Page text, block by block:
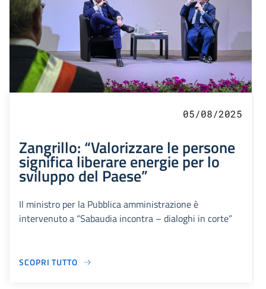
05/08/2025
Zangrillo: “Valorizzare le persone
significa liberare energie per lo
sviluppo del Paese”
Il ministro per la Pubblica amministrazione è
intervenuto a “Sabaudia incontra – dialoghi in corte”
SCOPRI TUTTO